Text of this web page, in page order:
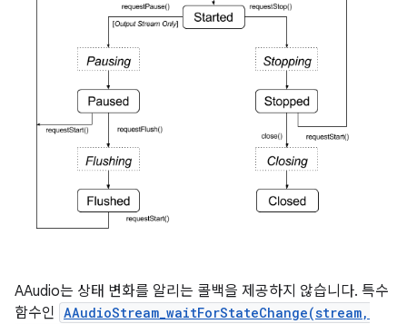
AAudio는 상태 변화를 알리는 콜백을 제공하지 않습니다. 특수
함수인 AAudioStream_waitForStateChange(stream,